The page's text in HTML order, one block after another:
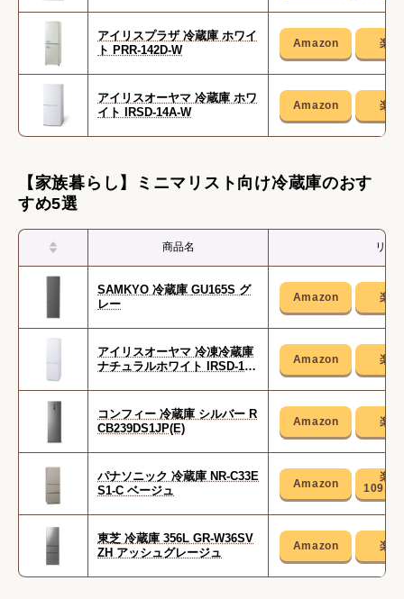
アイリスプラザ 冷蔵庫 ホワイ
ト PRR-142D-W
アイリスオーヤマ 冷蔵庫 ホワ
イト IRSD-14A-W
【家族暮らし】ミニマリスト向け冷蔵庫のおす
すめ5選
商品名 リン
SAMKYO 冷蔵庫 GU165S グ
レー
アイリスオーヤマ 冷凍冷蔵庫
ナチュラルホワイト IRSD-17A
コンフィー 冷蔵庫 シルバー R
CB239DS1JP(E)
パナソニック 冷蔵庫 NR-C33E
S1-C ベージュ
東芝 冷蔵庫 356L GR-W36SV
ZH アッシュグレージュ